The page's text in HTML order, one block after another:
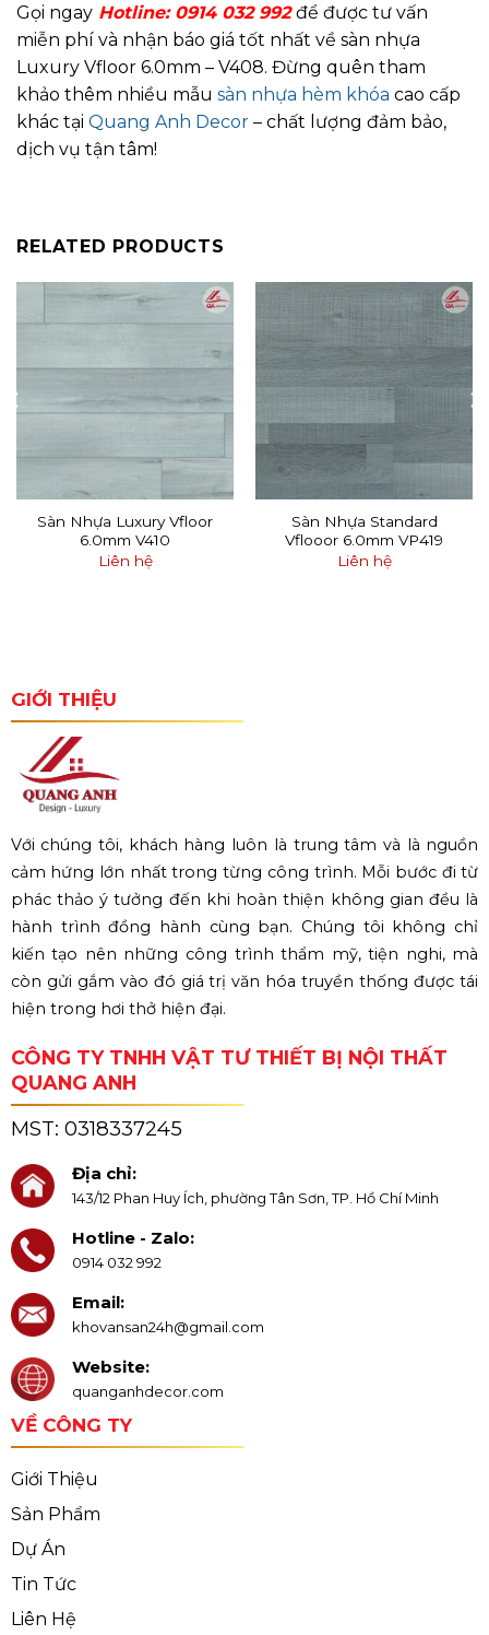
Gọi ngay Hotline: 0914 032 992 để được tư vấn
miễn phí và nhận báo giá tốt nhất về sàn nhựa
Luxury Vfloor 6.0mm – V408. Đừng quên tham
khảo thêm nhiều mẫu sàn nhựa hèm khóa cao cấp
khác tại Quang Anh Decor – chất lượng đảm bảo,
dịch vụ tận tâm!
RELATED PRODUCTS
Sàn Nhựa Luxury Vfloor
6.0mm V410
Liên hệ
Sàn Nhựa Standard
Vflooor 6.0mm VP419
Liên hệ
GIỚI THIỆU
Với chúng tôi, khách hàng luôn là trung tâm và là nguồn
cảm hứng lớn nhất trong từng công trình. Mỗi bước đi từ
phác thảo ý tưởng đến khi hoàn thiện không gian đều là
hành trình đồng hành cùng bạn. Chúng tôi không chỉ
kiến tạo nên những công trình thẩm mỹ, tiện nghi, mà
còn gửi gắm vào đó giá trị văn hóa truyền thống được tái
hiện trong hơi thở hiện đại.
CÔNG TY TNHH VẬT TƯ THIẾT BỊ NỘI THẤT
QUANG ANH
MST: 0318337245
Địa chỉ:
143/12 Phan Huy Ích, phường Tân Sơn, TP. Hồ Chí Minh
Hotline - Zalo:
0914 032 992
Email:
khovansan24h@gmail.com
Website:
quanganhdecor.com
VỀ CÔNG TY
Giới Thiệu
Sản Phẩm
Dự Án
Tin Tức
Liên Hệ